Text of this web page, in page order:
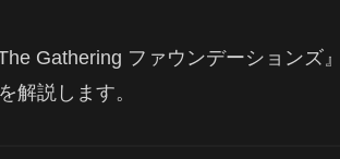
Gathering ファウンデーションズ
解説します。